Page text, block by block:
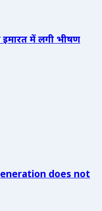
में लगी भीषण
does not